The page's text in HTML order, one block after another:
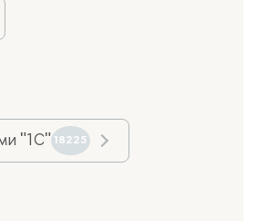
"1С" 18225